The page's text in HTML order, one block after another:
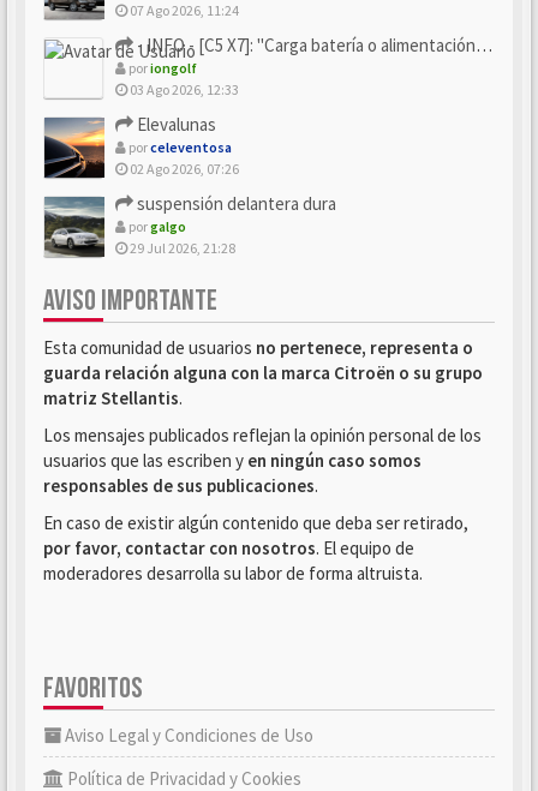
07 Ago 2026, 11:24
- INFO - [C5 X7]: "Carga batería o alimentación eléctri...
poriongolf
03 Ago 2026, 12:33
Elevalunas
porceleventosa
02 Ago 2026, 07:26
suspensión delantera dura
porgalgo
29 Jul 2026, 21:28
AVISO IMPORTANTE
Esta comunidad de usuarios no pertenece, representa o
guarda relación alguna con la marca Citroën o su grupo
matriz Stellantis.
Los mensajes publicados reflejan la opinión personal de los
usuarios que las escriben y en ningún caso somos
responsables de sus publicaciones.
En caso de existir algún contenido que deba ser retirado,
por favor, contactar con nosotros. El equipo de
moderadores desarrolla su labor de forma altruista.
FAVORITOS
Aviso Legal y Condiciones de Uso
Política de Privacidad y Cookies